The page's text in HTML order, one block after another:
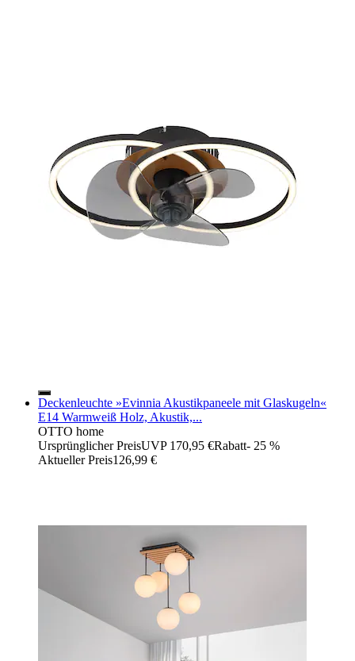
Deckenleuchte »Evinnia Akustikpaneele mit Glaskugeln«
E14 Warmweiß Holz, Akustik,...
OTTO home
Ursprünglicher PreisUVP 170,95 €Rabatt- 25 %
Aktueller Preis126,99 €